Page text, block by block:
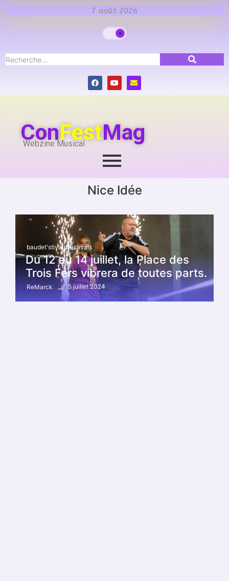
7 août 2026
ConFestMag
Webzine Musical
Nice Idée
baudet'stival, Festivals
Du 12 au 14 juillet, la Place des
Trois Fers vibrera de toutes parts.
ReMarck 5 juillet 2024